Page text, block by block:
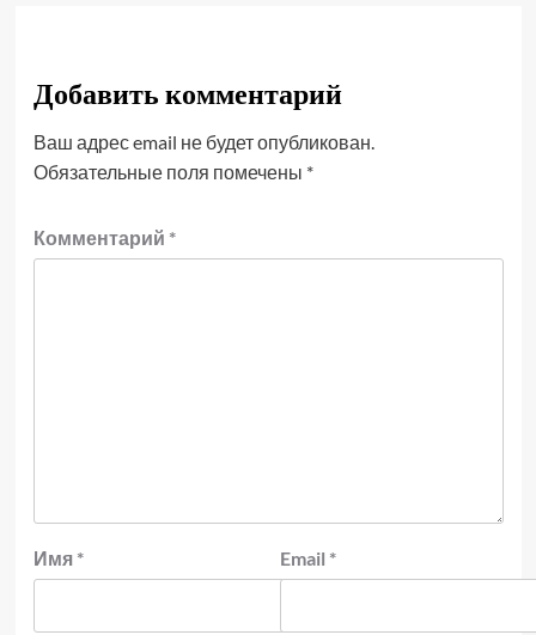
Добавить комментарий
Ваш адрес email не будет опубликован.
Обязательные поля помечены *
Комментарий *
Имя * Email *